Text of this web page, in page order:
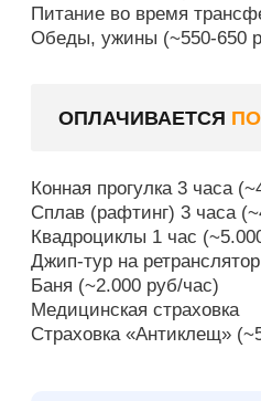
Питание во время
Обеды, ужины (~550-650
ОПЛАЧИВАЕТСЯ
Конная прогулка 3 часа
Сплав (рафтинг) 3 часа
Квадроциклы 1 час
Джип-тур на
Баня (~2.000 руб/час)
Медицинская страховка
Страховка «Антиклещ»